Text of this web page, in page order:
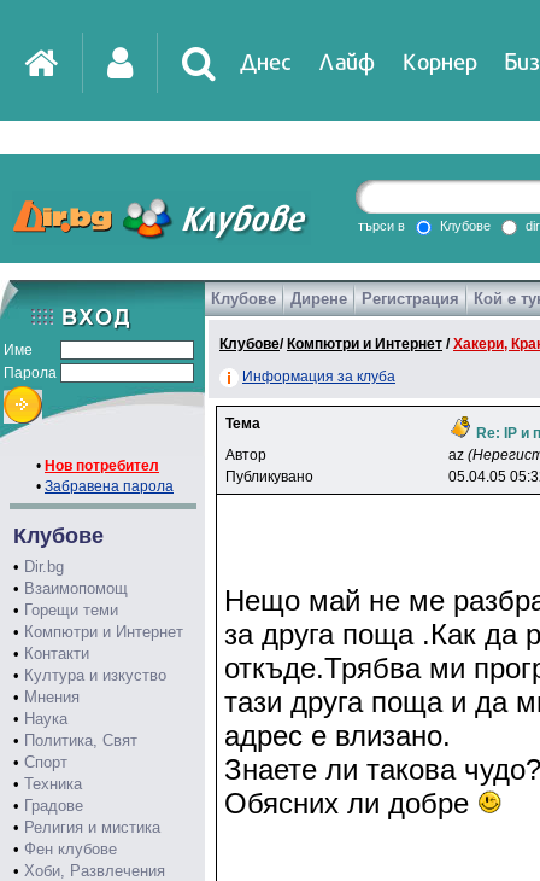
Днес Лайф Корнер
DirTV Impressio
Games
търси в Клубове
Име
Парола
• Нов потребител
• Забравена парола
Клубове
• Dir.bg
• Взаимопомощ
• Горещи теми
• Компютри и Интернет
• Контакти
• Култура и изкуство
• Мнения
• Наука
• Политика, Свят
• Спорт
• Техника
• Градове
• Религия и мистика
• Фен клубове
• Хоби, Развлечения
Клубове Дирене Регистрация Кой е
Клубове/ Компютри и Интернет /Хакери,
Информация за клуба
Тема
Re: IP и
Автор
az
Публикувано
05.04.05
Нещо май не ме
за друга поща .Как да
откъде.Трябва ми
тази друга поща и да
адрес е влизано.
Знаете ли такова
Обясних ли добре